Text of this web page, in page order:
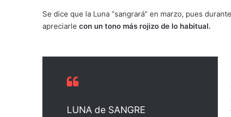
Se dice que la Luna “sangrará” en marzo, pues
apreciarle con un tono más rojizo de lo habitual.
LUNA de SANGRE